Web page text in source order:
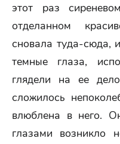
этот раз
отделанном
сновала туда-сюда,
темные глаза,
глядели на ее
сложилось
влюблена в него.
глазами возникло